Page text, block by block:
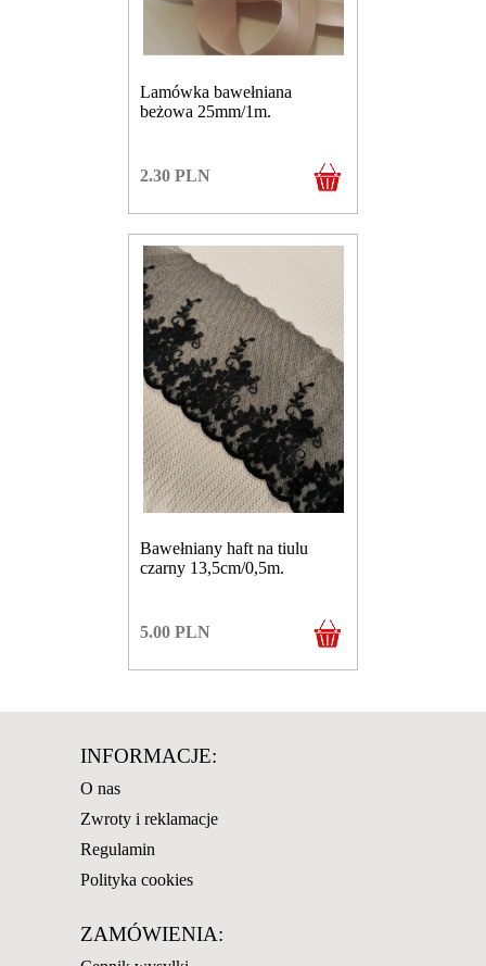
Lamówka bawełniana
beżowa 25mm/1m.
2.30 PLN
Bawełniany haft na tiulu
czarny 13,5cm/0,5m.
5.00 PLN
INFORMACJE:
O nas
Zwroty i reklamacje
Regulamin
Polityka cookies
ZAMÓWIENIA: